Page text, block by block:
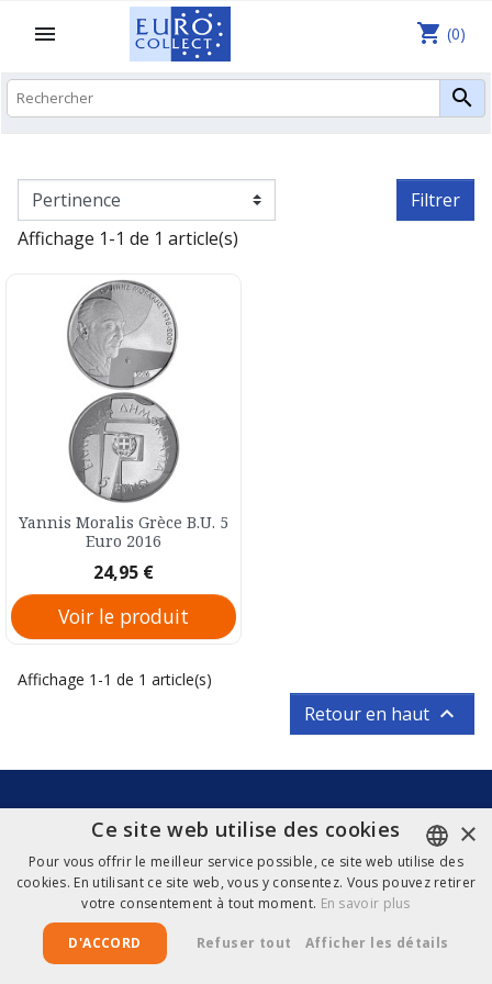


shopping_cart (0)
Filtrer
Affichage 1-1 de 1 article(s)
Yannis Moralis Grèce B.U. 5
Euro 2016
Prix
24,95 €
Voir le produit
Affichage 1-1 de 1 article(s)
Retour en haut 
Aide & Contact
Copyright © 2026 EuroCollect
FRENCH
×
Ce site web utilise des cookies
Pour vous offrir le meilleur service possible, ce site web utilise des
cookies. En utilisant ce site web, vous y consentez. Vous pouvez retirer
votre consentement à tout moment. En savoir plus
D'ACCORD Refuser tout Afficher les détails